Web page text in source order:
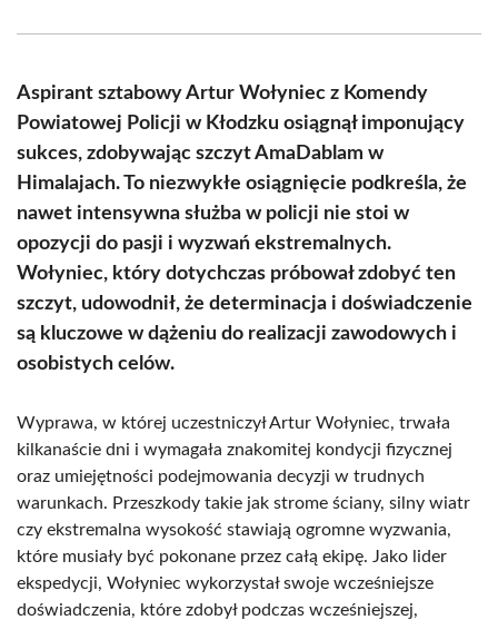
(Twitter)
Aspirant sztabowy Artur Wołyniec z Komendy
Powiatowej Policji w Kłodzku osiągnął imponujący
sukces, zdobywając szczyt AmaDablam w
Himalajach. To niezwykłe osiągnięcie podkreśla, że
nawet intensywna służba w policji nie stoi w
opozycji do pasji i wyzwań ekstremalnych.
Wołyniec, który dotychczas próbował zdobyć ten
szczyt, udowodnił, że determinacja i doświadczenie
są kluczowe w dążeniu do realizacji zawodowych i
osobistych celów.
Wyprawa, w której uczestniczył Artur Wołyniec, trwała
kilkanaście dni i wymagała znakomitej kondycji fizycznej
oraz umiejętności podejmowania decyzji w trudnych
warunkach. Przeszkody takie jak strome ściany, silny wiatr
czy ekstremalna wysokość stawiają ogromne wyzwania,
które musiały być pokonane przez całą ekipę. Jako lider
ekspedycji, Wołyniec wykorzystał swoje wcześniejsze
doświadczenia, które zdobył podczas wcześniejszej,